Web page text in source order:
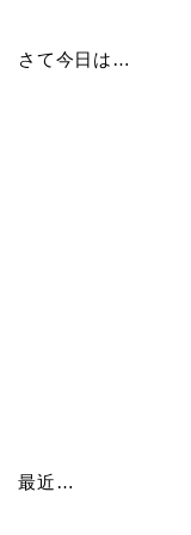
さて今日は…
最近…